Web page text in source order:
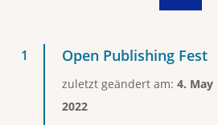
Open Publishing Fest
zuletzt geändert am: 4. May
2022